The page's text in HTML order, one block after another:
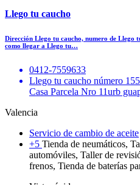
Llego tu caucho
Dirección Llego tu caucho, numero de Llego
como llegar a Llego tu…
0412-7559633
Llego tu caucho número
Casa Parcela Nro 11urb
Valencia
Servicio de cambio de aceite
+5 Tienda de neumáticos,
automóviles, Taller de
frenos, Tienda de baterías